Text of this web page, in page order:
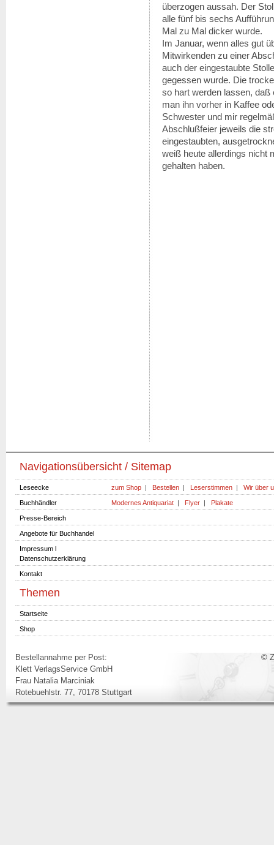
überzogen aussah. Der
alle fünf bis sechs
Mal zu Mal dicker wurde.
Im Januar, wenn alles gut
Mitwirkenden zu einer
auch der eingestaubte
gegessen wurde. Die
so hart werden lassen,
man ihn vorher in Kaffee
Schwester und mir
Abschlußfeier jeweils die
eingestaubten,
weiß heute allerdings nicht
gehalten haben.
Navigationsübersicht / Sitemap
Leseecke zum Shop Bestellen Leserstimmen Wir über
Buchhändler Modernes Antiquariat Flyer Plakate
Presse-Bereich
Angebote für Buchhandel
Impressum l
Datenschutzerklärung
Kontakt
Themen
Startseite
Shop
Bestellannahme per Post:
Klett VerlagsService GmbH
Frau Natalia Marciniak
Rotebuehlstr. 77, 70178 Stuttgart
©